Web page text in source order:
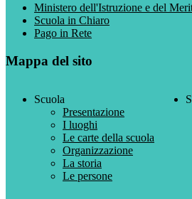
Ministero dell'Istruzione e del
Scuola in Chiaro
Pago in Rete
Mappa del sito
Scuola
Presentazione
I luoghi
Le carte della scuola
Organizzazione
La storia
Le persone